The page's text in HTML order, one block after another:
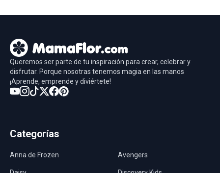
Queremos ser parte de tu inspiración para crear, celebrar y
disfrutar. Porque nosotras tenemos magia en las manos
¡Aprende, emprende y diviértete!
Categorías
Anna de Frozen Avengers